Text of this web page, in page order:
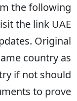
the following
the link UAE
Original
country as
if not should
to prove